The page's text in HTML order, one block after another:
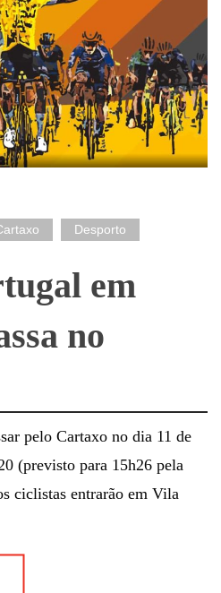
Desporto
em
no
pelo Cartaxo no dia 11 de
(previsto para 15h26 pela
ciclistas entrarão em Vila